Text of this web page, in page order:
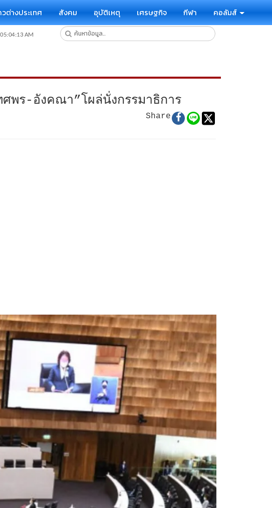
ต่างประเทศ สังคม อุบัติเหตุ เศรษฐกิจ กีฬา คอลัมส์
พร-อังคณา”โผล่นั่งกรรมาธิการ
Share